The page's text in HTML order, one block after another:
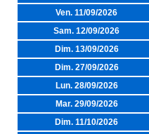
Ven. 11/09/2026
Sam. 12/09/2026
Dim. 13/09/2026
Dim. 27/09/2026
Lun. 28/09/2026
Mar. 29/09/2026
Dim. 11/10/2026